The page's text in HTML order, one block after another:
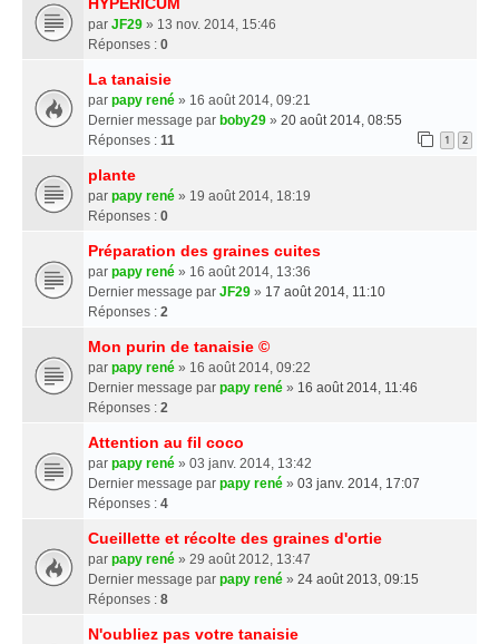
par JF29 » 13 nov. 2014, 15:46
Réponses : 0
La tanaisie
par papy rené » 16 août 2014, 09:21
Dernier message par boby29 » 20 août 2014, 08:55
Réponses : 11 1 2
plante
par papy rené » 19 août 2014, 18:19
Réponses : 0
Préparation des graines cuites
par papy rené » 16 août 2014, 13:36
Dernier message par JF29 » 17 août 2014, 11:10
Réponses : 2
Mon purin de tanaisie ©
par papy rené » 16 août 2014, 09:22
Dernier message par papy rené » 16 août 2014, 11:46
Réponses : 2
Attention au fil coco
par papy rené » 03 janv. 2014, 13:42
Dernier message par papy rené » 03 janv. 2014, 17:07
Réponses : 4
Cueillette et récolte des graines d'ortie
par papy rené » 29 août 2012, 13:47
Dernier message par papy rené » 24 août 2013, 09:15
Réponses : 8
N'oubliez pas votre tanaisie